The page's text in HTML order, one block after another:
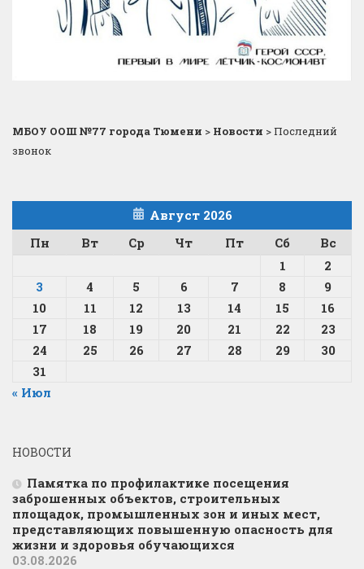
МБОУ ООШ №77 города Тюмени > Новости >Последний
звонок
Август 2026
Пн
Вт Ср Чт Пт Сб
Вс
1
2
3
4 5 6 7 8
9
10
11 12 13 14 15
16
17
18 19 20 21 22
23
24
25 26 27 28 29
30
31
« Июл
НОВОСТИ
Памятка по профилактике посещения
заброшенных объектов, строительных
площадок, промышленных зон и иных мест,
представляющих повышенную опасность для
жизни и здоровья обучающихся
03.08.2026